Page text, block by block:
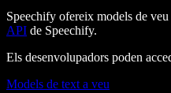
Speechify ofereix models de
API de Speechify.
Els desenvolupadors poden
Models de text a veu